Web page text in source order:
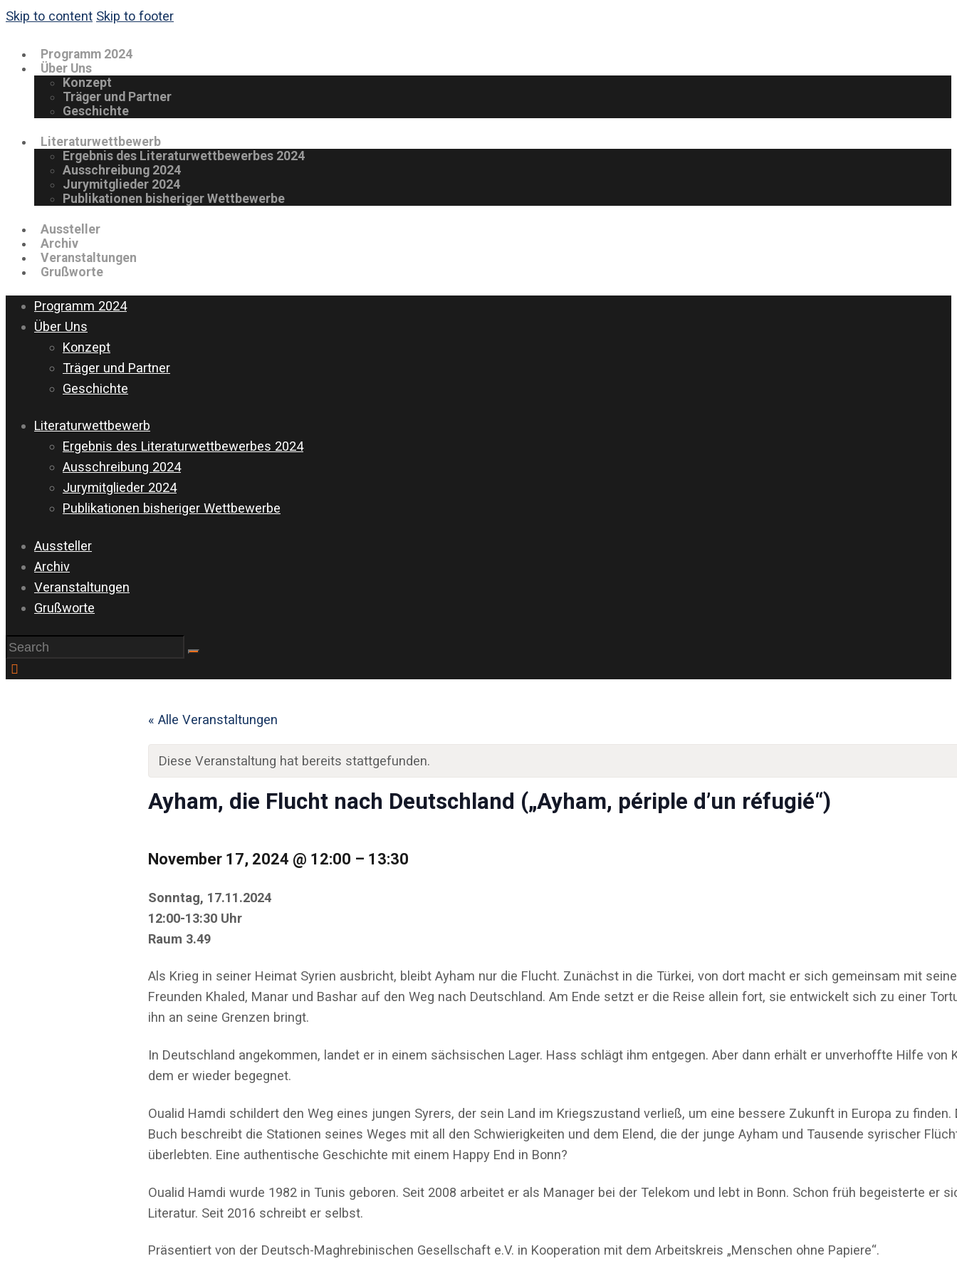
Skip to content Skip to footer
Programm 2024
Über Uns
Konzept
Träger und Partner
Geschichte
Literaturwettbewerb
Ergebnis des Literaturwettbewerbes 2024
Ausschreibung 2024
Jurymitglieder 2024
Publikationen bisheriger Wettbewerbe
Aussteller
Archiv
Veranstaltungen
Grußworte
Programm 2024
Über Uns
Konzept
Träger und Partner
Geschichte
Literaturwettbewerb
Ergebnis des Literaturwettbewerbes 2024
Ausschreibung 2024
Jurymitglieder 2024
Publikationen bisheriger Wettbewerbe
Aussteller
Archiv
Veranstaltungen
Grußworte
« Alle Veranstaltungen
Diese Veranstaltung hat bereits stattgefunden.
Ayham, die Flucht nach Deutschland („Ayham, périple d’un réfugié“)
November 17, 2024 @ 12:00 – 13:30
Sonntag, 17.11.2024
12:00-13:30 Uhr
Raum 3.49
Als Krieg in seiner Heimat Syrien ausbricht, bleibt Ayham nur die Flucht. Zunächst in die Türkei, von dort macht er sich gemeinsam mit
Freunden Khaled, Manar und Bashar auf den Weg nach Deutschland. Am Ende setzt er die Reise allein fort, sie entwickelt sich zu einer
ihn an seine Grenzen bringt.
In Deutschland angekommen, landet er in einem sächsischen Lager. Hass schlägt ihm entgegen. Aber dann erhält er unverhoffte Hilfe von
dem er wieder begegnet.
Oualid Hamdi schildert den Weg eines jungen Syrers, der sein Land im Kriegszustand verließ, um eine bessere Zukunft in Europa zu finden.
Buch beschreibt die Stationen seines Weges mit all den Schwierigkeiten und dem Elend, die der junge Ayham und Tausende syrischer
überlebten. Eine authentische Geschichte mit einem Happy End in Bonn?
Oualid Hamdi wurde 1982 in Tunis geboren. Seit 2008 arbeitet er als Manager bei der Telekom und lebt in Bonn. Schon früh begeisterte er
Literatur. Seit 2016 schreibt er selbst.
Präsentiert von der Deutsch-Maghrebinischen Gesellschaft e.V. in Kooperation mit dem Arbeitskreis „Menschen ohne Papiere“.